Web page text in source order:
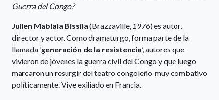
Guerra del Congo?
Julien Mabiala Bissila (Brazzaville, 1976) es autor,
director y actor. Como dramaturgo, forma parte de la
llamada ‘generación de la resistencia’, autores que
vivieron de jóvenes la guerra civil del Congo y que luego
marcaron un resurgir del teatro congoleño, muy combativo
políticamente. Vive exiliado en Francia.